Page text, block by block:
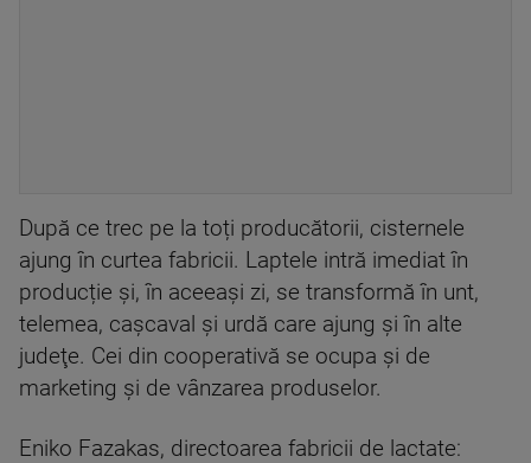
După ce trec pe la toți producătorii, cisternele
ajung în curtea fabricii. Laptele intră imediat în
producție și, în aceeași zi, se transformă în unt,
telemea, cașcaval și urdă care ajung şi în alte
judeţe. Cei din cooperativă se ocupa şi de
marketing şi de vânzarea produselor.
Eniko Fazakas, directoarea fabricii de lactate: